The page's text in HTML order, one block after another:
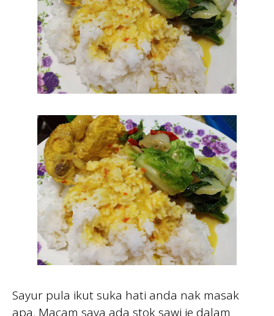
Sayur pula ikut suka hati anda nak masak
apa. Macam saya ada stok sawi je dalam